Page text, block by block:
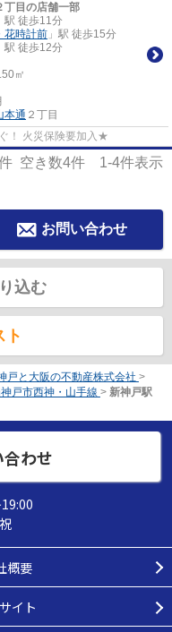
丁目の店舗一部
駅 徒歩11分
花時計前 」駅 徒歩15分
駅 徒歩12分
㎡
本通 ２丁目
！ 火災保険要加入★
空き数4件 1-4件表示
お問い合わせ
込む
ト
戸と大阪の不動産株式会社 >
戸市西神・山手線 > 新神戸駅
わせ
概要
イト